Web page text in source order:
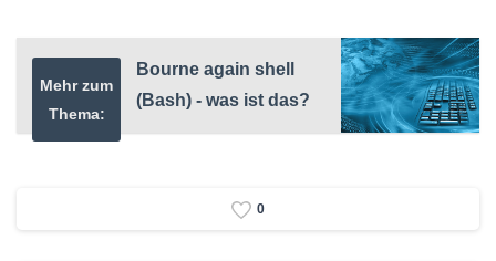
Mehr zum
Thema:
Bourne again shell
(Bash) - was ist das?
0